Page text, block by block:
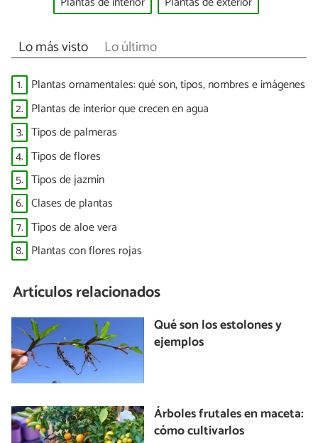
Lo más visto Lo último
1. Plantas ornamentales: qué son, tipos, nombres e imágenes
2. Plantas de interior que crecen en agua
3. Tipos de palmeras
4. Tipos de flores
5. Tipos de jazmín
6. Clases de plantas
7. Tipos de aloe vera
8. Plantas con flores rojas
Artículos relacionados
Qué son los estolones y
ejemplos
Árboles frutales en maceta:
cómo cultivarlos